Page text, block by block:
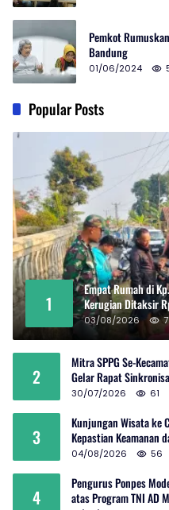
Pemkot
Bandung
01/06/2024
Popular Posts
1
Empat Rumah di
Kerugian Ditaksir
03/08/2026
2
Mitra SPPG Se-
Gelar Rapat
30/07/2026 61
3
Kunjungan Wisata ke
Kepastian Keamanan
04/08/2026 56
4
Pengurus Ponpes
atas Program TNI AD